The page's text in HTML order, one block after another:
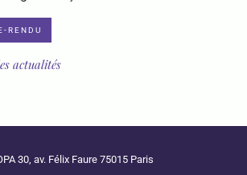
RENDU
actualités
30, av. Félix Faure 75015 Paris